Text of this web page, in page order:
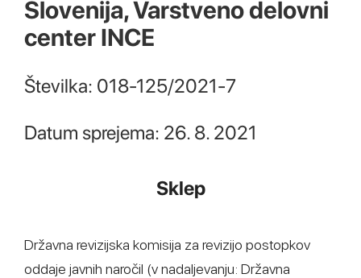
Slovenija, Varstveno delovni
center INCE
Številka: 018-125/2021-7
Datum sprejema: 26. 8. 2021
Sklep
Državna revizijska komisija za revizijo postopkov
oddaje javnih naročil (v nadaljevanju: Državna